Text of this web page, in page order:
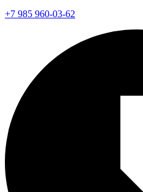
+7 985 960-03-62